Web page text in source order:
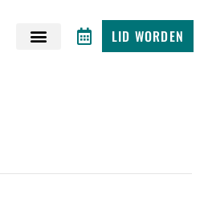
LID WORDEN